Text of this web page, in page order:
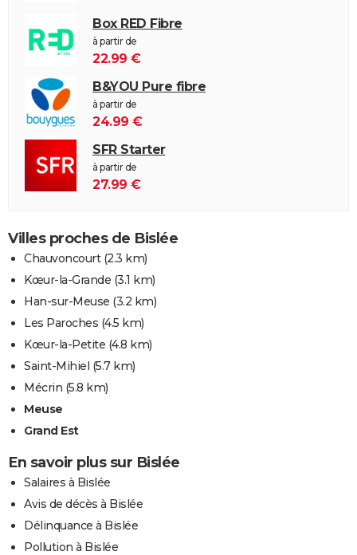
Box RED Fibre
à partir de
22.99 €
B&YOU Pure fibre
à partir de
24.99 €
SFR Starter
à partir de
27.99 €
Villes proches de Bislée
Chauvoncourt(2.3 km)
Kœur-la-Grande (3.1 km)
Han-sur-Meuse (3.2 km)
Les Paroches (4.5 km)
Kœur-la-Petite (4.8 km)
Saint-Mihiel (5.7 km)
Mécrin (5.8 km)
Meuse
Grand Est
En savoir plus sur Bislée
Salaires à Bislée
Avis de décès à Bislée
Délinquance à Bislée
Pollution à Bislée